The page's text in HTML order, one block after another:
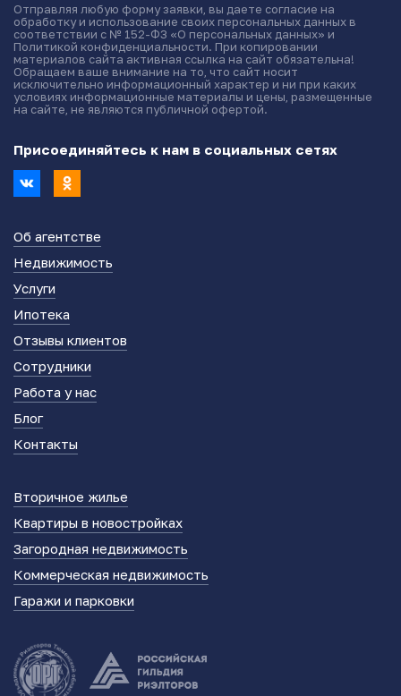
Отправляя любую форму заявки, вы даете согласие на
обработку и использование своих персональных данных в
соответствии с № 152-ФЗ «О персональных данных» и
Политикой конфиденциальности. При копировании
материалов сайта активная ссылка на сайт обязательна!
Обращаем ваше внимание на то, что сайт носит
исключительно информационный характер и ни при каких
условиях информационные материалы и цены, размещенные
на сайте, не являются публичной офертой.
Присоединяйтесь к нам в социальных сетях
Об агентстве
Недвижимость
Услуги
Ипотека
Отзывы клиентов
Сотрудники
Работа у нас
Блог
Контакты
Вторичное жилье
Квартиры в новостройках
Загородная недвижимость
Коммерческая недвижимость
Гаражи и парковки